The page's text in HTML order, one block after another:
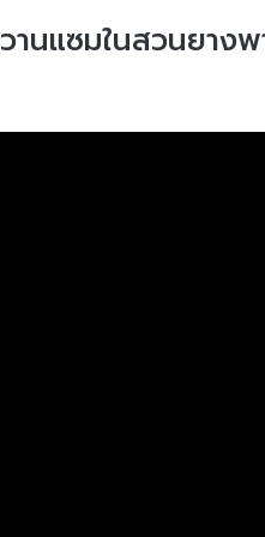
านแซมในสวนยางพ